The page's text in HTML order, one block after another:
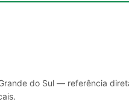
do Sul — referência